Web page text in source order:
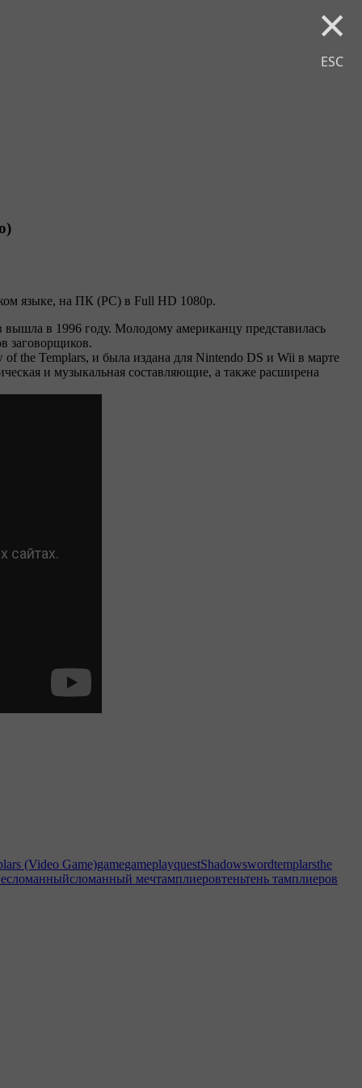
×
ESC
языке, на ПК (PC) в Full HD 1080p.
в 1996 году. Молодому американцу представилась
заговорщиков.
the Templars, и была издана для Nintendo DS и Wii в марте
и музыкальная составляющие, а также расширена
(Video Game)gamegameplayquestShadowswordtemplarsthe
сломанныйсломанный мечтамплиеровтеньтень тамплиеров